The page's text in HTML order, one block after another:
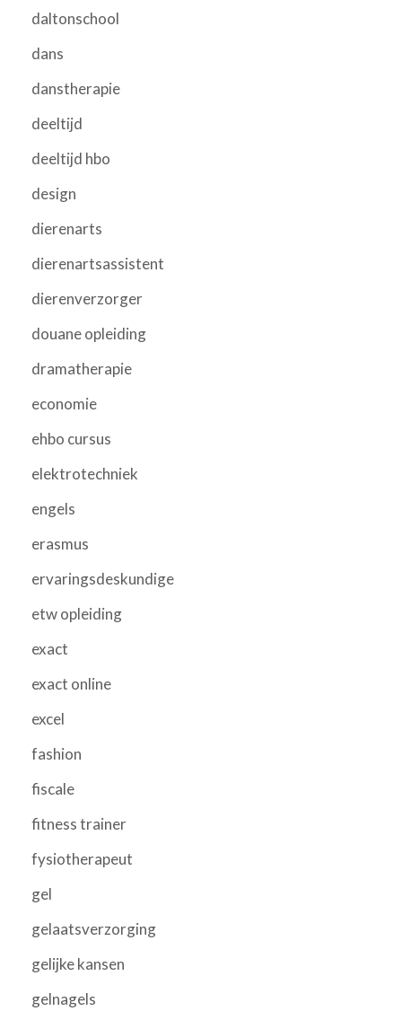
daltonschool
dans
danstherapie
deeltijd
deeltijd hbo
design
dierenarts
dierenartsassistent
dierenverzorger
douane opleiding
dramatherapie
economie
ehbo cursus
elektrotechniek
engels
erasmus
ervaringsdeskundige
etw opleiding
exact
exact online
excel
fashion
fiscale
fitness trainer
fysiotherapeut
gel
gelaatsverzorging
gelijke kansen
gelnagels